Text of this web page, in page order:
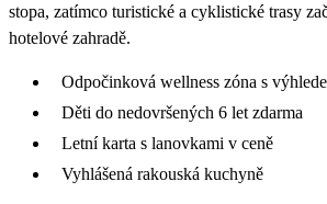
stopa, zatímco turistické a cyklistické trasy
hotelové zahradě.
Odpočinková wellness zóna s
Děti do nedovršených 6 let zdarma
Letní karta s lanovkami v ceně
Vyhlášená rakouská kuchyně